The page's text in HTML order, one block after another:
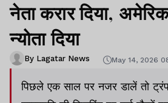
नेता करार दिया,
न्योता दिया
By Lagatar News May 14, 2026
पिछले एक साल पर नजर डालें तो